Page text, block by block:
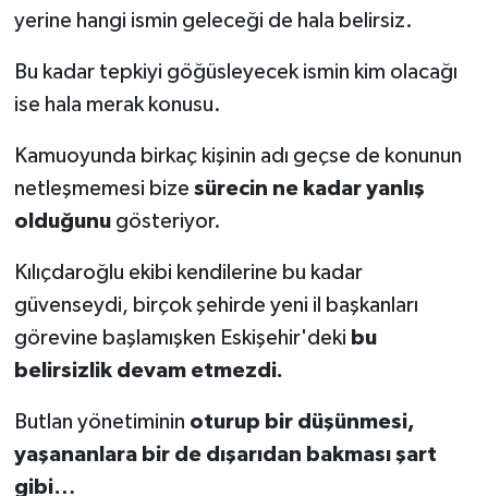
yerine hangi ismin geleceği de hala belirsiz.
Bu kadar tepkiyi göğüsleyecek ismin kim olacağı
ise hala merak konusu.
Kamuoyunda birkaç kişinin adı geçse de konunun
netleşmemesi bize sürecin ne kadar yanlış
olduğunugösteriyor.
Kılıçdaroğlu ekibi kendilerine bu kadar
güvenseydi, birçok şehirde yeni il başkanları
görevine başlamışken Eskişehir'deki bu
belirsizlik devam etmezdi.
Butlan yönetiminin oturup bir düşünmesi,
yaşananlara bir de dışarıdan bakması şart
gibi…